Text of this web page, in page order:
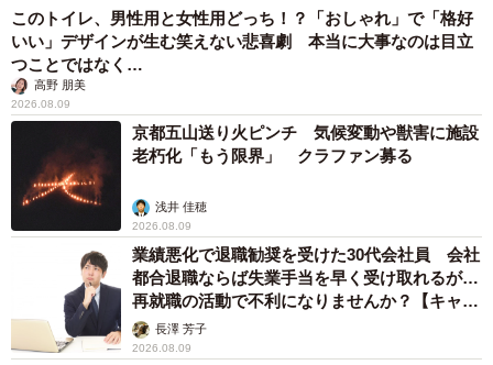
このトイレ、男性用と女性用どっち！？「おしゃれ」で「格好
いい」デザインが生む笑えない悲喜劇 本当に大事なのは目立
つことではなく…
高野 朋美
2026.08.09
京都五山送り火ピンチ 気候変動や獣害に施設
老朽化「もう限界」 クラファン募る
浅井 佳穂
2026.08.09
業績悪化で退職勧奨を受けた30代会社員 会社
都合退職ならば失業手当を早く受け取れるが…
再就職の活動で不利になりませんか？【キャリ
アカウンセラーが解説】
長澤 芳子
2026.08.09